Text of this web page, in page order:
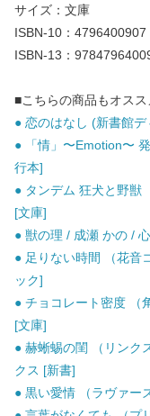
サイズ：文庫
ISBN-10：4796400907
ISBN-13：
■こちらの商品もオスス
● 恋のはなし (新書館
● 「情」〜Emotion〜
行本]
● タンデム 狂犬と野獣
[文庫]
● 獣の理 / 成瀬 かの /
● 足りない時間 （花音
ック]
● チョコレート密度 （
[文庫]
● 赫蜥蜴の閨 （リンク
クス [新書]
● 黒い愛情 （ラヴァー